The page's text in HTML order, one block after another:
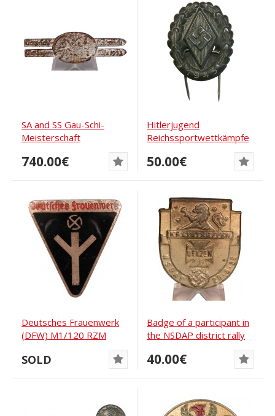
SA and SS Gau-Schi-
Meisterschaft
Oberbayern Tölz 1933
740.00€
Hitlerjugend
Reichssportwettkämpfe
50.00€
Deutsches Frauenwerk
(DFW) M1/120 RZM
SOLD
Badge of a participant in
the NSDAP district rally
40.00€